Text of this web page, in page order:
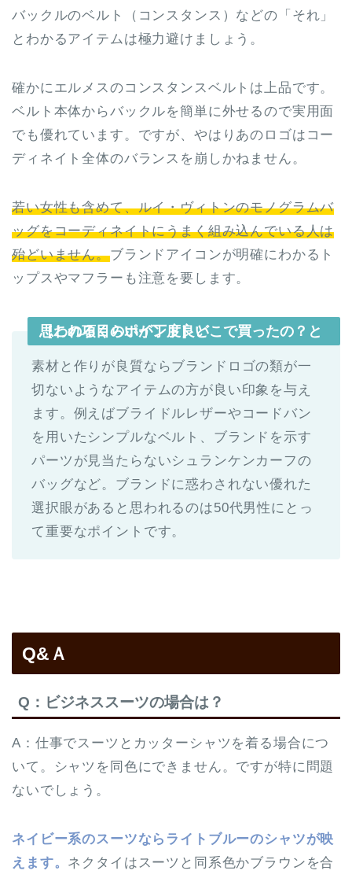
バックルのベルト（コンスタンス）などの「それ」
とわかるアイテムは極力避けましょう。
確かにエルメスのコンスタンスベルトは上品です。
ベルト本体からバックルを簡単に外せるので実用面
でも優れています。ですが、やはりあのロゴはコー
ディネイト全体のバランスを崩しかねません。
若い女性も含めて、ルイ・ヴィトンのモノグラムバ
ッグをコーディネイトにうまく組み込んでいる人は
殆どいません。ブランドアイコンが明確にわかるト
ップスやマフラーも注意を要します。
［この項目のポイント］どこで買ったの？と思われるくらいが丁度良い
素材と作りが良質ならブランドロゴの類が一
切ないようなアイテムの方が良い印象を与え
ます。例えばブライドルレザーやコードバン
を用いたシンプルなベルト、ブランドを示す
パーツが見当たらないシュランケンカーフの
バッグなど。ブランドに惑わされない優れた
選択眼があると思われるのは50代男性にとっ
て重要なポイントです。
Q&Ａ
Q：ビジネススーツの場合は？
A：仕事でスーツとカッターシャツを着る場合につ
いて。シャツを同色にできません。ですが特に問題
ないでしょう。
ネイビー系のスーツならライトブルーのシャツが映
えます。 ネクタイはスーツと同系色かブラウンを合